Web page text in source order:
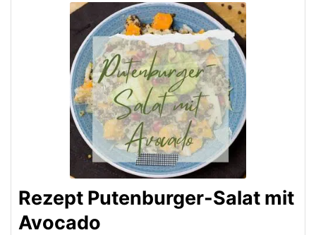
Rezept Putenburger-Salat mit
Avocado